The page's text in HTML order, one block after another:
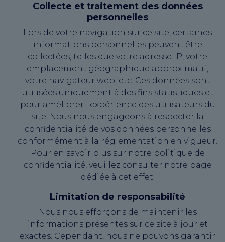
Collecte et traitement des données
personnelles
Lors de votre navigation sur ce site, certaines
informations personnelles peuvent être
collectées, telles que votre adresse IP, votre
emplacement géographique approximatif,
votre navigateur web, etc. Ces données sont
utilisées uniquement à des fins statistiques et
pour améliorer l'expérience des utilisateurs du
site. Nous nous engageons à respecter la
confidentialité de vos données personnelles
conformément à la réglementation en vigueur.
Pour en savoir plus sur notre politique de
confidentialité, veuillez consulter notre page
dédiée à cet effet.
Limitation de responsabilité
Nous nous efforçons de maintenir les
informations présentes sur ce site à jour et
exactes. Cependant, nous ne pouvons garantir